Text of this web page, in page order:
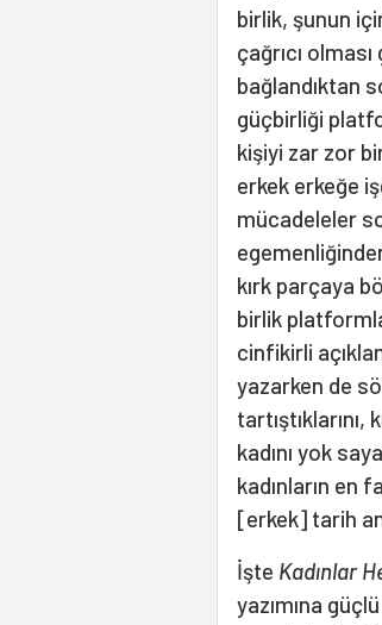
birlik, şunun
çağrıcı
bağlandıktan
güçbirliği
kişiyi zar zor
erkek erkeğe
mücadeleler
kırk parçaya
birlik
cinfikirli
yazarken de
kadını yok
kadınların en
[erkek] tarih
İşte Kadınlar
yazımına